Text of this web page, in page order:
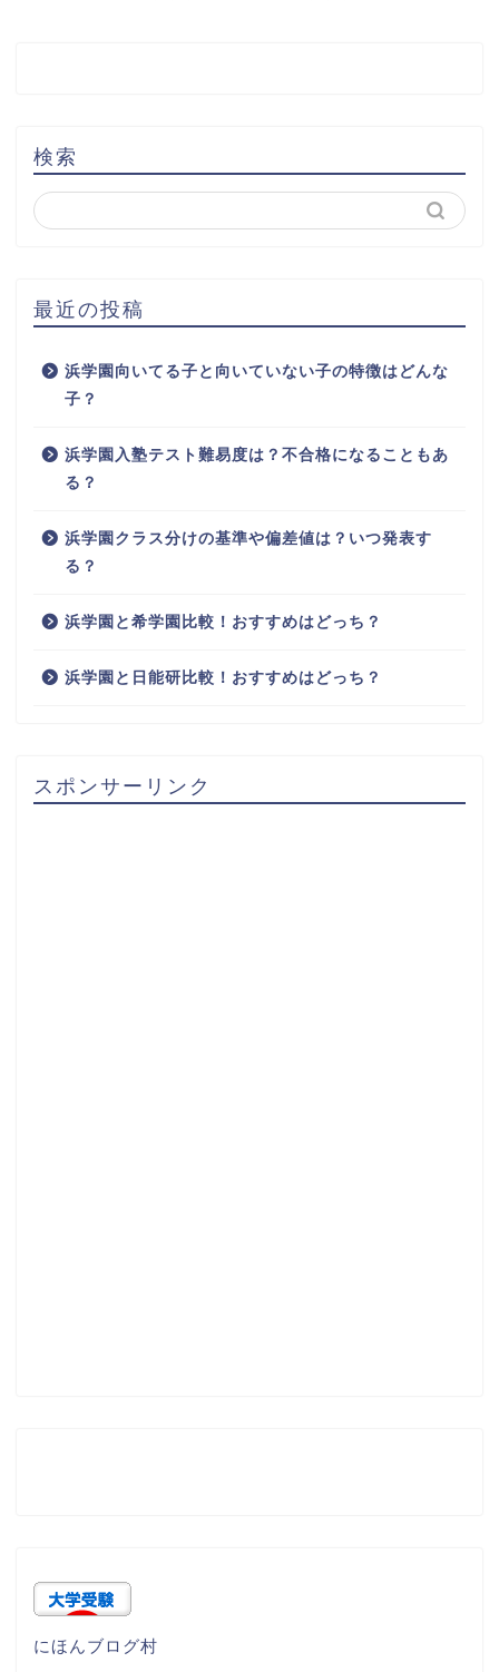
検索
最近の投稿
浜学園向いてる子と向いていない子の特徴はどんな
子？
浜学園入塾テスト難易度は？不合格になることもあ
る？
浜学園クラス分けの基準や偏差値は？いつ発表す
る？
浜学園と希学園比較！おすすめはどっち？
浜学園と日能研比較！おすすめはどっち？
スポンサーリンク
にほんブログ村